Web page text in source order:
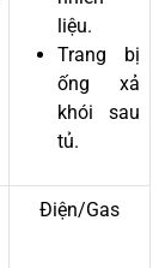
liệu.
Trang bị
ống xả
khói sau
tủ.
Điện/Gas